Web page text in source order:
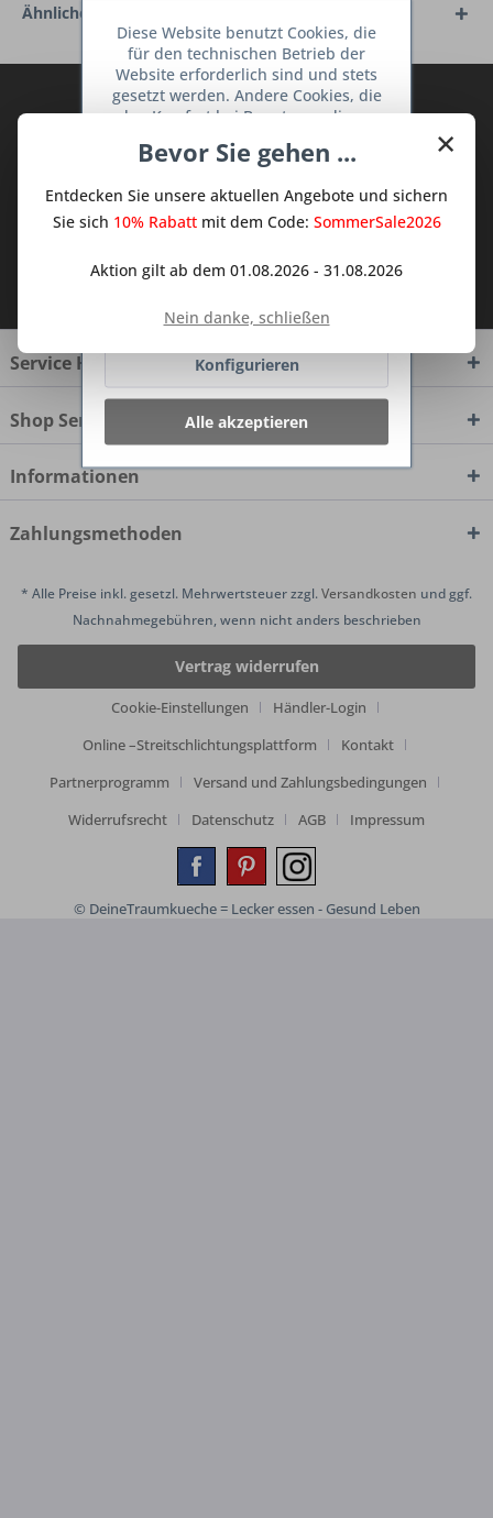
Ähnliche Artikel
Abonnieren Sie den kostenlosen Deine
Sie keine Neuigkeit oder Aktion mehr aus
Ich habe dieDatenschutzbestimmungen
Service Hotline
Shop Service
Informationen
Zahlungsmethoden
* Alle Preise inkl. gesetzl. Mehrwertsteuer zzgl.Versandkosten und ggf.
Nachnahmegebühren, wenn nicht anders beschrieben
Vertrag widerrufen
Cookie-Einstellungen
Händler-Login
Online –Streitschlichtungsplattform
Kontakt
Partnerprogramm
Versand und Zahlungsbedingungen
Widerrufsrecht
Datenschutz AGB Impressum
© DeineTraumkueche = Lecker essen - Gesund Leben
×
Bevor Sie gehen ...
Entdecken Sie unsere aktuellen Angebote und sichern
Sie sich 10% Rabattmit dem Code: SommerSale2026
Aktion gilt ab dem 01.08.2026 - 31.08.2026
Nein danke, schließen
Diese Website benutzt Cookies, die
für den technischen Betrieb der
Website erforderlich sind und stets
gesetzt werden. Andere Cookies, die
den Komfort bei Benutzung dieser
dienen oder die Interaktion mit
Netzwerken vereinfachen sollen,
werden nur mit Ihrer Zustimmung
Ablehnen
Konfigurieren
Alle akzeptieren